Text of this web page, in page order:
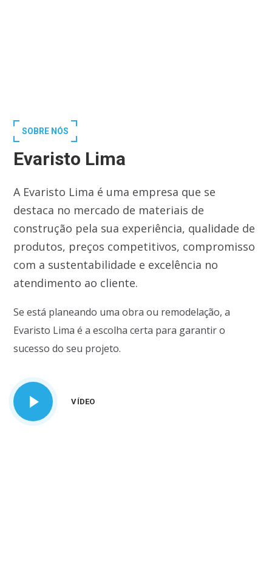
SOBRE NÓS
Evaristo Lima
A Evaristo Lima é uma empresa que se
destaca no mercado de materiais de
construção pela sua experiência, qualidade de
produtos, preços competitivos, compromisso
com a sustentabilidade e excelência no
atendimento ao cliente.
Se está planeando uma obra ou remodelação, a
Evaristo Lima é a escolha certa para garantir o
sucesso do seu projeto.
VÍDEO